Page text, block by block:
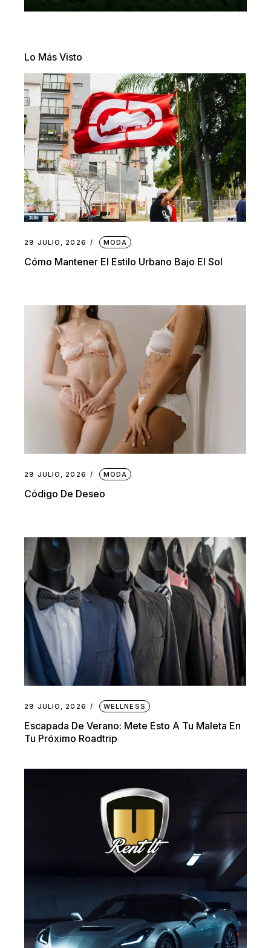
Lo Más Visto
29 JULIO, 2026 MODA
Cómo Mantener El Estilo Urbano Bajo El Sol
29 JULIO, 2026 MODA
Código De Deseo
29 JULIO, 2026 WELLNESS
Escapada De Verano: Mete Esto A Tu Maleta En
Tu Próximo Roadtrip